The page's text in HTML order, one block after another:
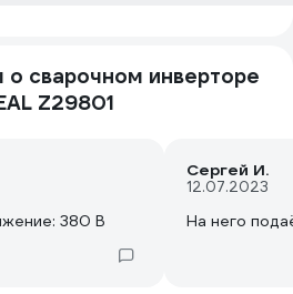
сварочном инверторе
Z29801
380 В
Сергей И.
12.07.2023
На него